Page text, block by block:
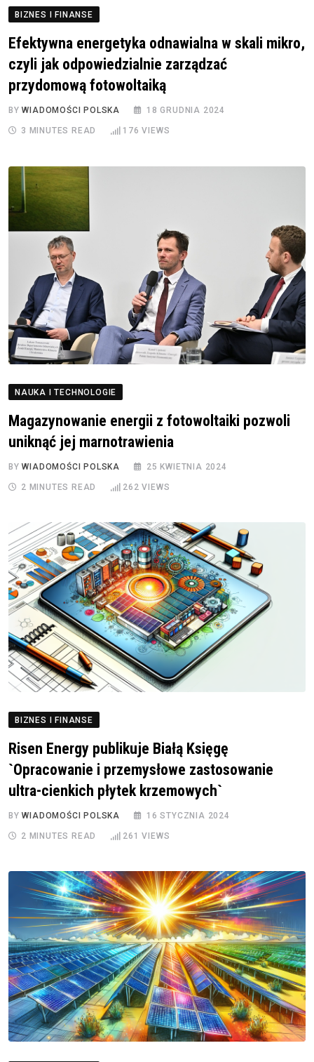
BIZNES I FINANSE
Efektywna energetyka odnawialna w skali mikro,
czyli jak odpowiedzialnie zarządzać
przydomową fotowoltaiką
BYWIADOMOŚCI POLSKA 18 GRUDNIA 2024
3 MINUTES READ 176 VIEWS
NAUKA I TECHNOLOGIE
Magazynowanie energii z fotowoltaiki pozwoli
uniknąć jej marnotrawienia
BYWIADOMOŚCI POLSKA 25 KWIETNIA 2024
2 MINUTES READ 262 VIEWS
BIZNES I FINANSE
Risen Energy publikuje Białą Księgę
`Opracowanie i przemysłowe zastosowanie
ultra-cienkich płytek krzemowych`
BYWIADOMOŚCI POLSKA 16 STYCZNIA 2024
2 MINUTES READ 261 VIEWS